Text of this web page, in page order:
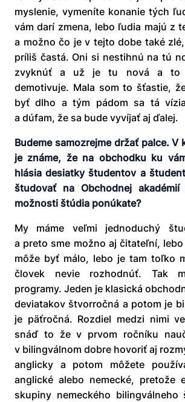
myslenie, vymeníte konanie tých
vám darí zmena, lebo ľudia majú z
a možno čo je v tejto dobe také
príliš častá. Oni si nestihnú na tú
zvyknúť a už je tu nová a to
demotivuje. Mala som to šťastie,
byť dlho a tým pádom sa tá
a dúfam, že sa bude vyvíjať aj ďalej.
Budeme samozrejme držať palce. V
je známe, že na obchodku ku
hlásia desiatky študentov a
študovať na Obchodnej
možnosti štúdia ponúkate?
My máme veľmi jednoduchý
a preto sme možno aj čitateľní,
môže byť málo, lebo je tam toľko
človek nevie rozhodnúť. Tak
programy. Jeden je klasická
deviatakov štvorročná a potom je
je päťročná. Rozdiel medzi nimi
snáď to že v prvom ročníku
v bilingválnom dobre hovoriť aj
anglicky a potom môžete
anglické alebo nemecké, pretože
skupiny nemeckého bilingválneho